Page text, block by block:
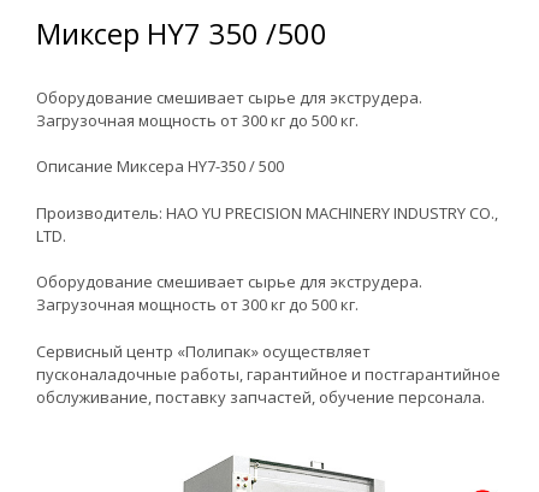
Миксер HY7 350 /500
Оборудование смешивает сырье для экструдера.
Загрузочная мощность от 300 кг до 500 кг.
Описание Миксера HY7-350 / 500
Производитель: HAO YU PRECISION MACHINERY INDUSTRY CO.,
LTD.
Оборудование смешивает сырье для экструдера.
Загрузочная мощность от 300 кг до 500 кг.
Сервисный центр «Полипак» осуществляет
пусконаладочные работы, гарантийное и постгарантийное
обслуживание, поставку запчастей, обучение персонала.